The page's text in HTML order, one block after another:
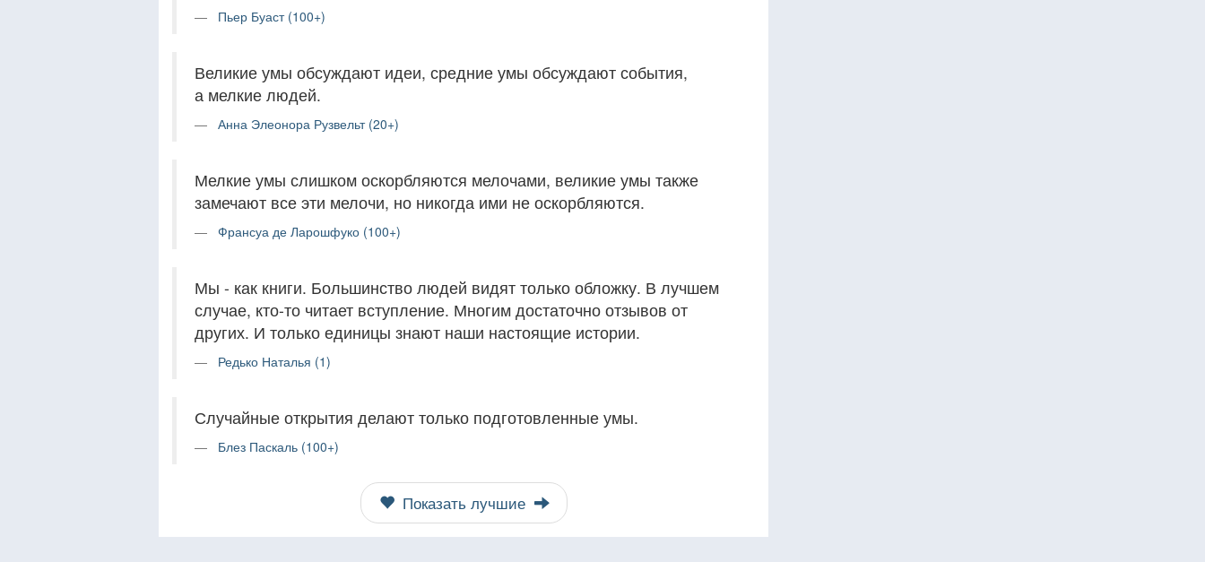
Пьер Буаст (100+)
Великие умы обсуждают идеи, средние умы обсуждают события,
а мелкие людей.
Анна Элеонора Рузвельт (20+)
Мелкие умы слишком оскорбляются мелочами, великие умы также
замечают все эти мелочи, но никогда ими не оскорбляются.
Франсуа де Ларошфуко (100+)
Мы - как книги. Большинство людей видят только обложку. В лучшем
случае, кто-то читает вступление. Многим достаточно отзывов от
других. И только единицы знают наши настоящие истории.
Редько Наталья (1)
Случайные открытия делают только подготовленные умы.
Блез Паскаль (100+)
Показать лучшие